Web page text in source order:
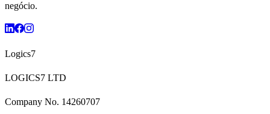
negócio.
Logics7
LOGICS7 LTD
Company No. 14260707